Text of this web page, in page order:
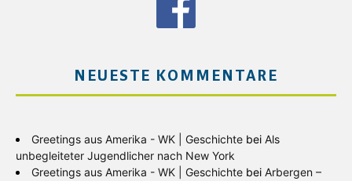
NEUESTE KOMMENTARE
Greetings aus Amerika - WK | Geschichte bei Als
unbegleiteter Jugendlicher nach New York
Greetings aus Amerika - WK | Geschichte bei Arbergen –